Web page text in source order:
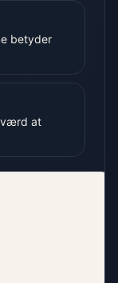
betyder
værd at